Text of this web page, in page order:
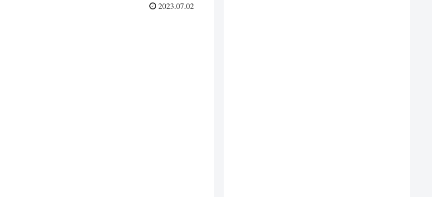
2023.07.02